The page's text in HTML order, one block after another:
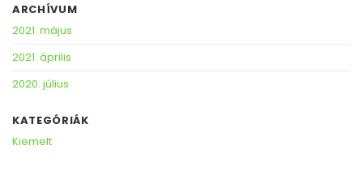
ARCHÍVUM
2021. május
2021. április
2020. július
KATEGÓRIÁK
Kiemelt